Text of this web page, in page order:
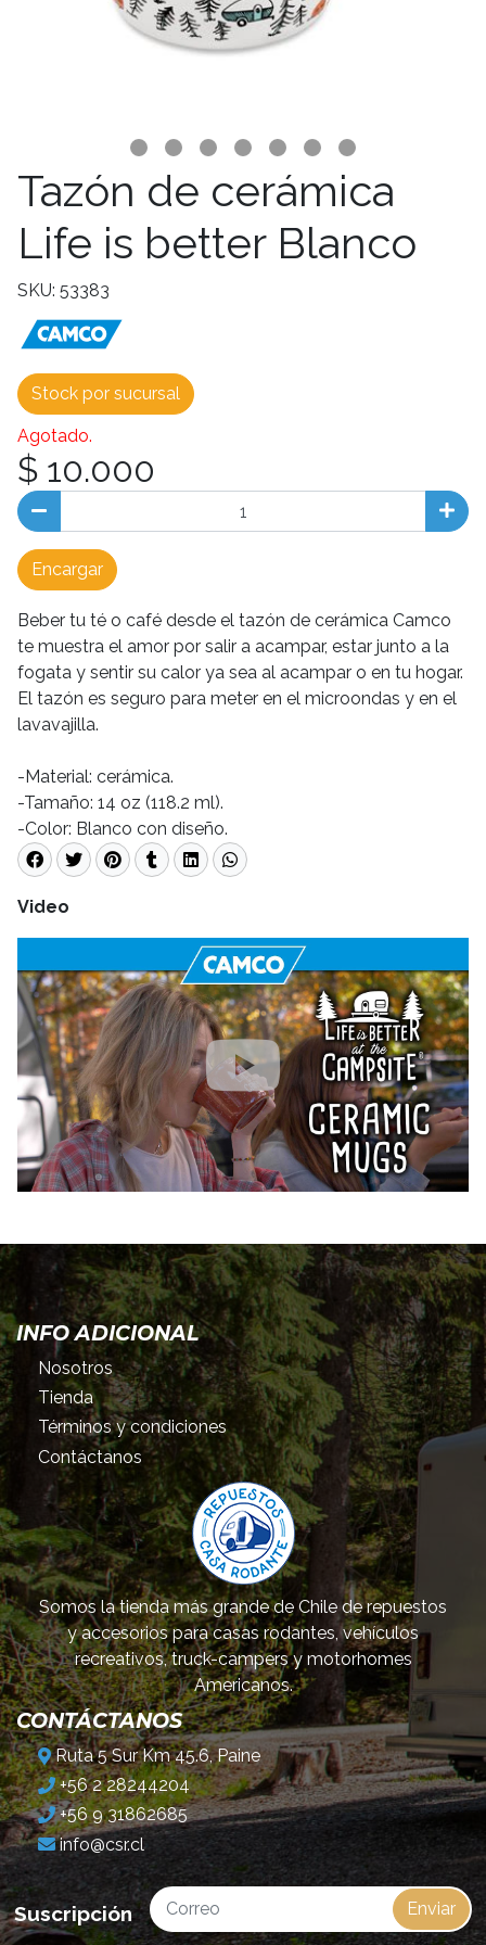
Tazón de cerámica
Life is better Blanco
SKU: 53383
Stock por sucursal
Agotado.
$ 10.000
Encargar
Beber tu té o café desde el tazón de cerámica Camco
te muestra el amor por salir a acampar, estar junto a la
fogata y sentir su calor ya sea al acampar o en tu hogar.
El tazón es seguro para meter en el microondas y en el
lavavajilla.
-Material: cerámica.
-Tamaño: 14 oz (118.2 ml).
-Color: Blanco con diseño.
Video
INFO ADICIONAL
Nosotros
Tienda
Términos y condiciones
Contáctanos
Somos la tienda más grande de Chile de repuestos
y accesorios para casas rodantes, vehículos
recreativos, truck-campers y motorhomes
Americanos.
CONTÁCTANOS
Ruta 5 Sur Km 45.6, Paine
+56 2 28244204
+56 9 31862685
info@csr.cl
Suscripción Enviar